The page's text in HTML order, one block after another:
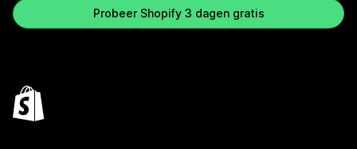
Probeer Shopify 3 dagen gratis